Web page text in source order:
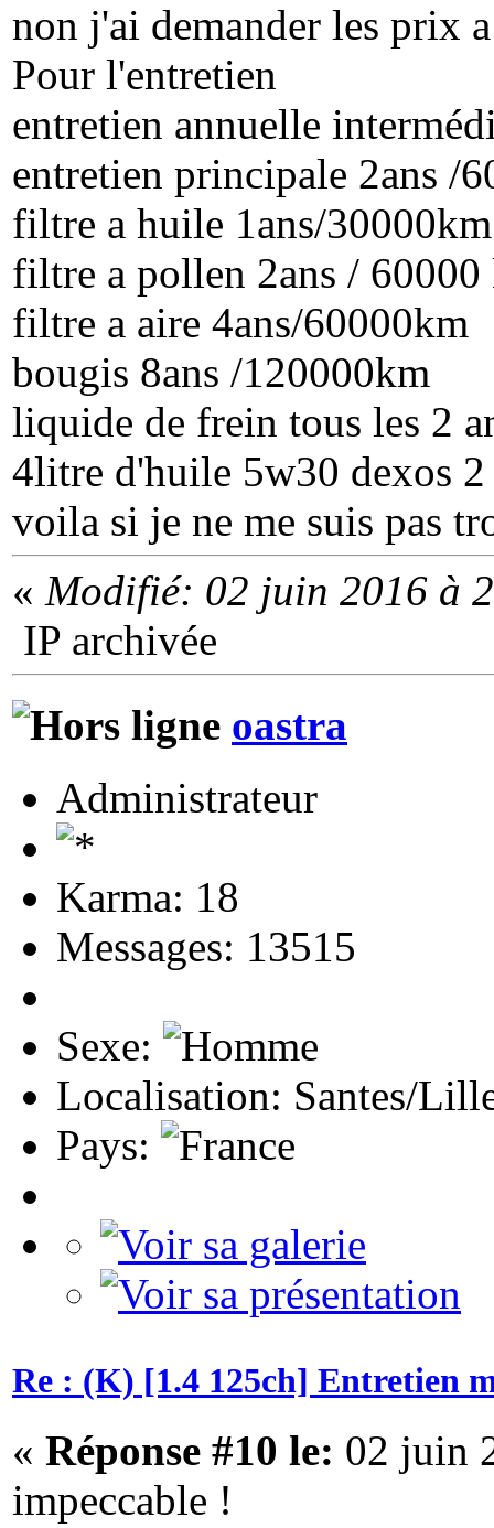
non j'ai demander les prix
Pour l'entretien
entretien annuelle
entretien principale 2ans /
filtre a huile 1ans/
filtre a pollen 2ans / 60000
filtre a aire 4ans/60000km
bougis 8ans /120000km
liquide de frein tous les 2
4litre d'huile 5w30 dexos 2
voila si je ne me suis pas
« Modifié: 02 juin 2016 à
IP archivée
oastra
Administrateur
Karma: 18
Messages: 13515
Sexe:
Localisation: Santes/
Pays:
Re : (K) [1.4 125ch] Entretien
« Réponse #10 le: 02 juin
impeccable !